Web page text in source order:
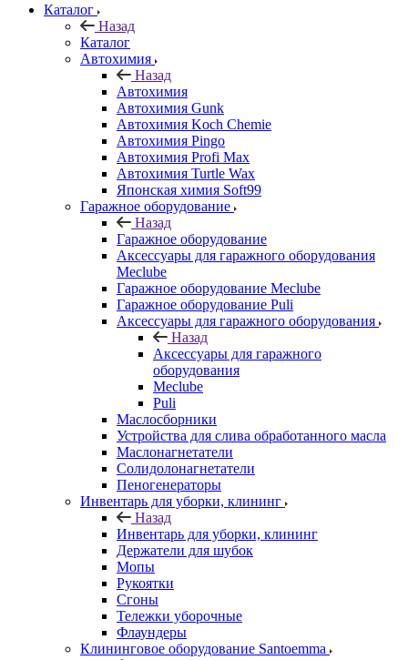
Каталог
Назад
Каталог
Автохимия
Назад
Автохимия
Автохимия Gunk
Автохимия Koch Chemie
Автохимия Pingo
Автохимия Profi Max
Автохимия Turtle Wax
Японская химия Soft99
Гаражное оборудование
Назад
Гаражное оборудование
Аксессуары для гаражного оборудования
Meclube
Гаражное оборудование Meclube
Гаражное оборудование Puli
Аксессуары для гаражного оборудования
Назад
Аксессуары для гаражного
оборудования
Meclube
Puli
Маслосборники
Устройства для слива обработанного масла
Маслонагнетатели
Солидолонагнетатели
Пеногенераторы
Инвентарь для уборки, клининг
Назад
Инвентарь для уборки, клининг
Держатели для шубок
Мопы
Рукоятки
Сгоны
Тележки уборочные
Флаундеры
Клининговое оборудование Santoemma